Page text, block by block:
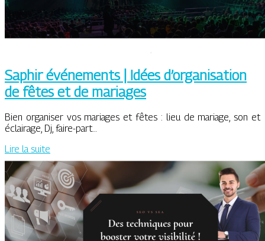
Saphir événements | Idées d’organisation
de fêtes et de mariages
Bien organiser vos mariages et fêtes : lieu de mariage, son et
éclairage, Dj, faire-part…
Lire la suite